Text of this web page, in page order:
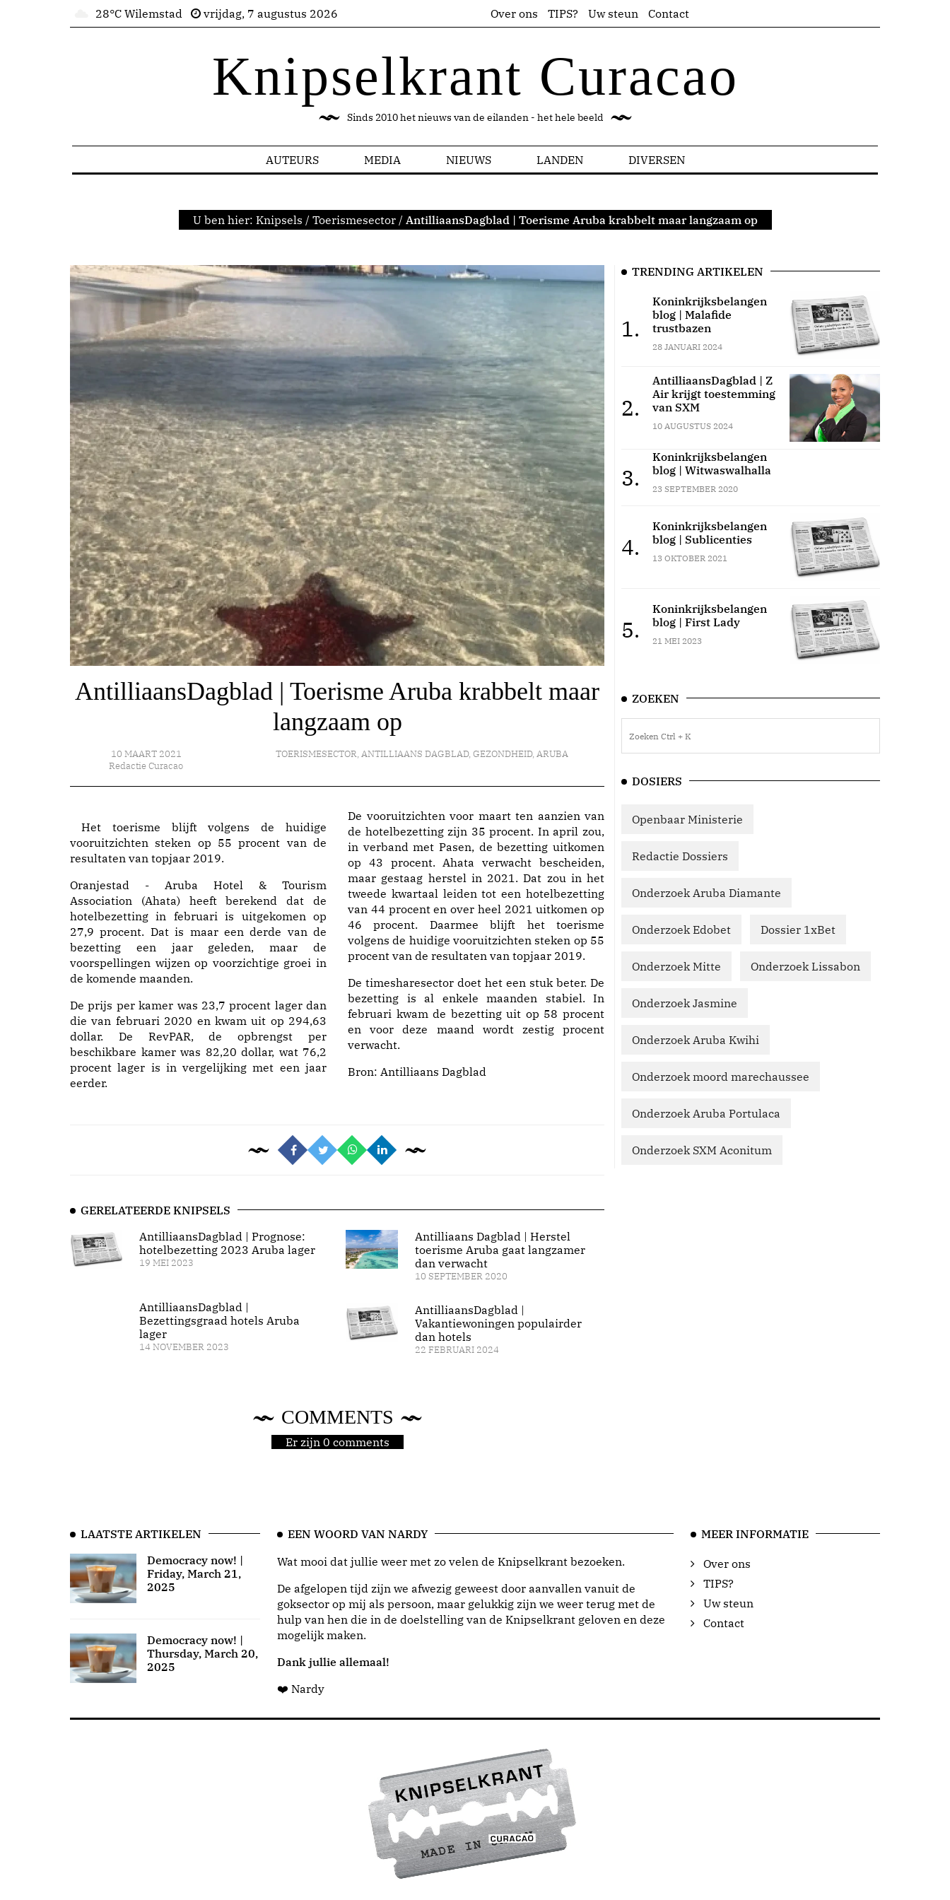
28°C Wilemstad vrijdag, 7 augustus 2026 Over ons TIPS? Uw steun Contact
Knipselkrant Curacao
Sinds 2010 het nieuws van de eilanden - het hele beeld
AUTEURS MEDIA NIEUWS LANDEN DIVERSEN
U ben hier: Knipsels / Toerismesector / AntilliaansDagblad | Toerisme Aruba krabbelt maar langzaam op
AntilliaansDagblad | Toerisme Aruba krabbelt maar
langzaam op
10 MAART 2021
Redactie Curacao
TOERISMESECTOR, ANTILLIAANS DAGBLAD, GEZONDHEID, ARUBA
Het toerisme blijft volgens de huidige
vooruitzichten steken op 55 procent van de
resultaten van topjaar 2019.
Oranjestad - Aruba Hotel & Tourism
Association (Ahata) heeft berekend dat de
hotelbezetting in februari is uitgekomen op
27,9 procent. Dat is maar een derde van de
bezetting een jaar geleden, maar de
voorspellingen wijzen op voorzichtige groei in
de komende maanden.
De prijs per kamer was 23,7 procent lager dan
die van februari 2020 en kwam uit op 294,63
dollar. De RevPAR, de opbrengst per
beschikbare kamer was 82,20 dollar, wat 76,2
procent lager is in vergelijking met een jaar
eerder.
De vooruitzichten voor maart ten aanzien van
de hotelbezetting zijn 35 procent. In april zou,
in verband met Pasen, de bezetting uitkomen
op 43 procent. Ahata verwacht bescheiden,
maar gestaag herstel in 2021. Dat zou in het
tweede kwartaal leiden tot een hotelbezetting
van 44 procent en over heel 2021 uitkomen op
46 procent. Daarmee blijft het toerisme
volgens de huidige vooruitzichten steken op 55
procent van de resultaten van topjaar 2019.
De timesharesector doet het een stuk beter. De
bezetting is al enkele maanden stabiel. In
februari kwam de bezetting uit op 58 procent
en voor deze maand wordt zestig procent
verwacht.
Bron: Antilliaans Dagblad
GERELATEERDE KNIPSELS
AntilliaansDagblad | Prognose:
hotelbezetting 2023 Aruba lager
19 MEI 2023
AntilliaansDagblad |
Bezettingsgraad hotels Aruba
lager
14 NOVEMBER 2023
Antilliaans Dagblad | Herstel
toerisme Aruba gaat langzamer
dan verwacht
10 SEPTEMBER 2020
AntilliaansDagblad |
Vakantiewoningen populairder
dan hotels
22 FEBRUARI 2024
COMMENTS
Er zijn 0 comments
TRENDING ARTIKELEN
1.
Koninkrijksbelangen
blog | Malafide
trustbazen
28 JANUARI 2024
2.
AntilliaansDagblad | Z
Air krijgt toestemming
van SXM
10 AUGUSTUS 2024
3.
Koninkrijksbelangen
blog | Witwaswalhalla
23 SEPTEMBER 2020
4.
Koninkrijksbelangen
blog | Sublicenties
13 OKTOBER 2021
5.
Koninkrijksbelangen
blog | First Lady
21 MEI 2023
ZOEKEN
DOSIERS
Openbaar Ministerie
Redactie Dossiers
Onderzoek Aruba Diamante
Onderzoek Edobet Dossier 1xBet
Onderzoek Mitte Onderzoek Lissabon
Onderzoek Jasmine
Onderzoek Aruba Kwihi
Onderzoek moord marechaussee
Onderzoek Aruba Portulaca
Onderzoek SXM Aconitum
LAATSTE ARTIKELEN
Democracy now! |
Friday, March 21,
2025
Democracy now! |
Thursday, March 20,
2025
EEN WOORD VAN NARDY
Wat mooi dat jullie weer met zo velen de Knipselkrant bezoeken.
De afgelopen tijd zijn we afwezig geweest door aanvallen vanuit de
goksector op mij als persoon, maar gelukkig zijn we weer terug met de
hulp van hen die in de doelstelling van de Knipselkrant geloven en deze
mogelijk maken.
Dank jullie allemaal!
❤️ Nardy
MEER INFORMATIE
Over ons
TIPS?
Uw steun
Contact